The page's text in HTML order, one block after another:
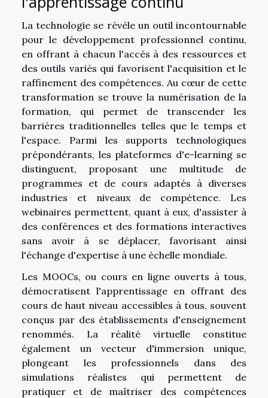
La technologie se révèle un outil incontournable
pour le développement professionnel continu,
en offrant à chacun l'accès à des ressources et
des outils variés qui favorisent l'acquisition et le
raffinement des compétences. Au cœur de cette
transformation se trouve la numérisation de la
formation, qui permet de transcender les
barrières traditionnelles telles que le temps et
l'espace. Parmi les supports technologiques
prépondérants, les plateformes d'e-learning se
distinguent, proposant une multitude de
programmes et de cours adaptés à diverses
industries et niveaux de compétence. Les
webinaires permettent, quant à eux, d'assister à
des conférences et des formations interactives
sans avoir à se déplacer, favorisant ainsi
l'échange d'expertise à une échelle mondiale.
Les MOOCs, ou cours en ligne ouverts à tous,
démocratisent l'apprentissage en offrant des
cours de haut niveau accessibles à tous, souvent
conçus par des établissements d'enseignement
renommés. La réalité virtuelle constitue
également un vecteur d'immersion unique,
plongeant les professionnels dans des
simulations réalistes qui permettent de
pratiquer et de maîtriser des compétences